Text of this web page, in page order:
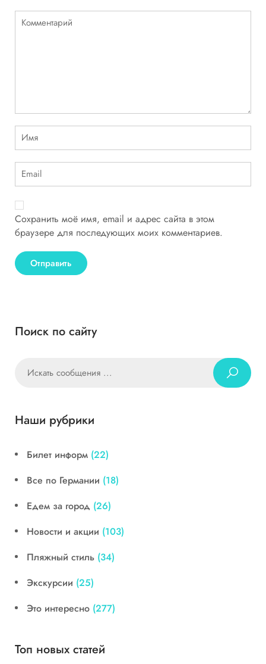
Сохранить моё имя, email и адрес сайта в этом
браузере для последующих моих комментариев.
Поиск по сайту
Наши рубрики
Билет информ (22)
Все по Германии (18)
Едем за город (26)
Новости и акции (103)
Пляжный стиль (34)
Экскурсии (25)
Это интересно (277)
Топ новых статей